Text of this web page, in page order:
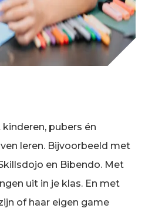
pubers én
leren. Bijvoorbeeld met
en Bibendo. Met
uit in je klas. En met
of haar eigen game